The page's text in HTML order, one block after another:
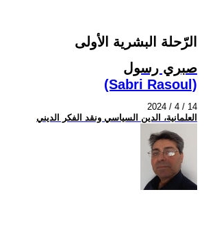
الرّحلة البشرية الأولى
صبري رسول
(Sabri Rasoul)
2024 / 4 / 14
العلمانية، الدين السياسي ونقد الفكر الديني